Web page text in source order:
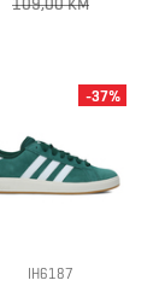
109,00 KM
IH6187
-37%